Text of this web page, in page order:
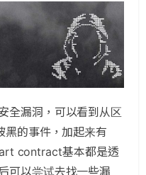
全漏洞，可以看到从区
黑的事件，加起来有
contract基本都是透
可以尝试去找一些漏